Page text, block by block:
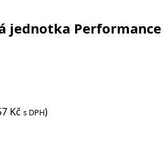
jednotka Performance
Kč s DPH)